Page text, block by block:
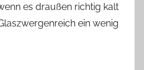
n
G
es draußen richtig kalt
ein wenig